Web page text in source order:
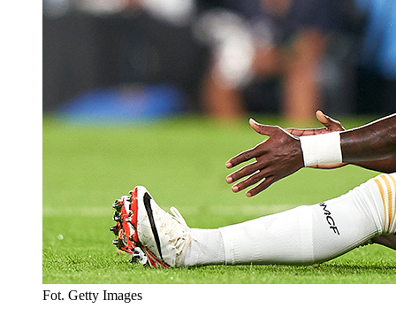
Fot. Getty Images